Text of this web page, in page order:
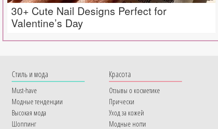
30+ Cute Nail Designs Perfect for
Valentine’s Day
Cтиль и мода
Must-have
Модные тенденции
Высокая мода
Шоппинг
Красота
Отзывы о косметике
Прически
Уход за кожей
Модные ногти